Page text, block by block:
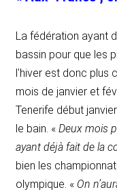
La fédération ayant
bassin pour que les
l'hiver est donc plus
mois de janvier et
Tenerife début
le bain. « Deux mois
ayant déjà fait de la
bien les
olympique. « On